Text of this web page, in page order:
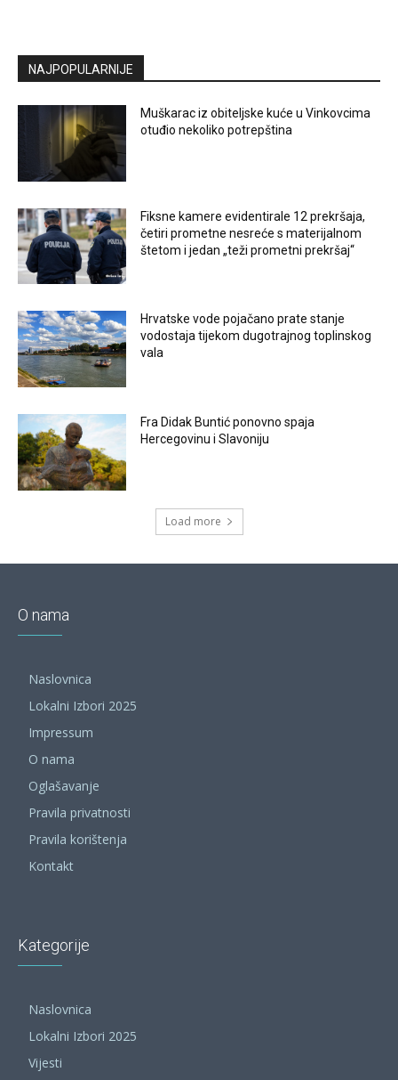
NAJPOPULARNIJE
Muškarac iz obiteljske kuće u Vinkovcima
otuđio nekoliko potrepština
Fiksne kamere evidentirale 12 prekršaja,
četiri prometne nesreće s materijalnom
štetom i jedan „teži prometni prekršaj“
Hrvatske vode pojačano prate stanje
vodostaja tijekom dugotrajnog toplinskog
vala
Fra Didak Buntić ponovno spaja
Hercegovinu i Slavoniju
Load more
O nama
Naslovnica
Lokalni Izbori 2025
Impressum
O nama
Oglašavanje
Pravila privatnosti
Pravila korištenja
Kontakt
Kategorije
Naslovnica
Lokalni Izbori 2025
Vijesti